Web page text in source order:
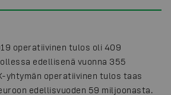
operatiivinen tulos oli 409
edellisenä vuonna 355
yhtymän operatiivinen tulos taas
edellisvuoden 59 miljoonasta.